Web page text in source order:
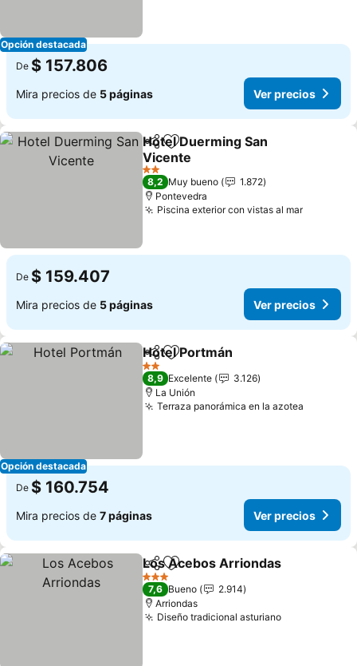
Opción destacada
De $ 157.806
Mira precios de 5 páginas Ver precios
CompartirAgregar a favoritos
Hotel Duerming San
Vicente
2 Estrellas
8,2 Muy bueno
1.872
Pontevedra
Piscina exterior con vistas al mar
De $ 159.407
Mira precios de 5 páginas Ver precios
Opción destacada
CompartirAgregar a favoritos
Hotel Portmán
2 Estrellas
8,9 Excelente
3.126
La Unión
Terraza panorámica en la azotea
De $ 160.754
Mira precios de 7 páginas Ver precios
CompartirAgregar a favoritos
Los Acebos Arriondas
3 Estrellas
7,6 Bueno
2.914
Arriondas
Diseño tradicional asturiano